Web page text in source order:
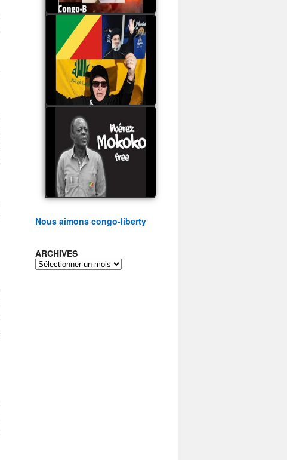
Les liaisons dangereuses
du clan Sassou Nguesso
avec le Hezbollah
watch video
Le Général Mokoko est
l'unique légitimité
présidentielle du peuple
congolais
watch video
Nous aimons congo-liberty
ARCHIVES
ARCHIVES